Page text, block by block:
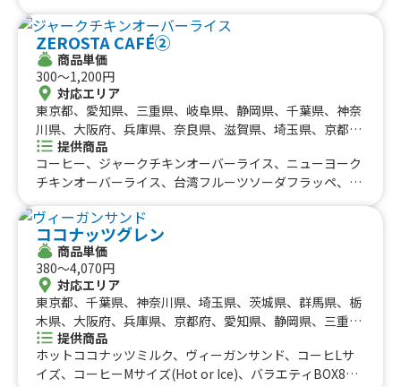
ZEROSTA CAFÉ②
商品単価
300〜1,200円
対応エリア
東京都、愛知県、三重県、岐阜県、静岡県、千葉県、神奈
川県、大阪府、兵庫県、奈良県、滋賀県、埼玉県、京都
府、栃木県、山梨県
提供商品
コーヒー、ジャークチキンオーバーライス、ニューヨーク
チキンオーバーライス、台湾フルーツソーダフラッペ、り
イドポテト、フランク、クリスピーチキン、ロングおさつ
チップス、揚げたこ焼き、みたらし団子、抹茶フォンデュ
団子、ほうじ茶ラテクリーム、わらび餅、抹茶ラテクリー
ム、かき氷、削り果実氷、ロングチュロス、ロングポテ
ト、ロングトルネードポテト
ココナッツグレン
商品単価
380〜4,070円
対応エリア
東京都、千葉県、神奈川県、埼玉県、茨城県、群馬県、栃
木県、大阪府、兵庫県、京都府、愛知県、静岡県、三重
県、岐阜県、沖縄県
提供商品
ホットココナッツミルク、ヴィーガンサンド、コーヒLサ
イズ、コーヒーMサイズ(Hot or Ice)、バラエティBOX8カ